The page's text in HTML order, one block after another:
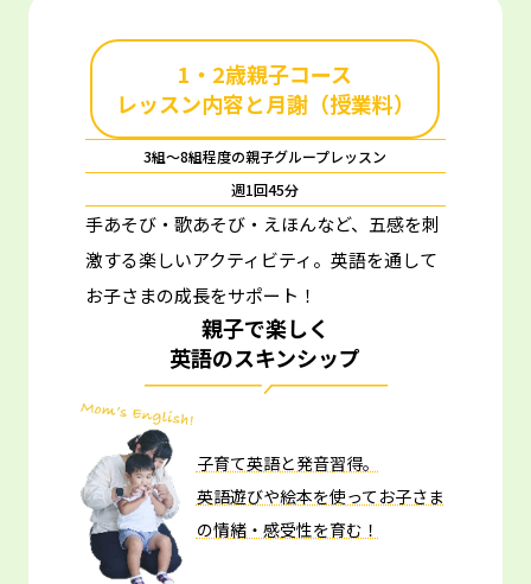
1・2歳親子コース
レッスン内容と月謝（授業料）
3組～8組程度の親子グループレッスン
週1回45分
手あそび・歌あそび・えほんなど、五感を刺
激する楽しいアクティビティ。 英語を通して
お子さまの成長をサポート！
親子で楽しく
英語のスキンシップ
子育て英語と発音習得。
英語遊びや絵本を使ってお子さま
の情緒・感受性を育む！